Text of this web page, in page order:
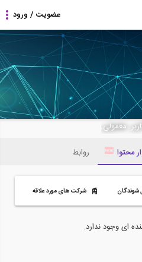
معمولی,
محتوا روابط
شوندگان شرکت های مورد علاقه
ای وجود ندارد.